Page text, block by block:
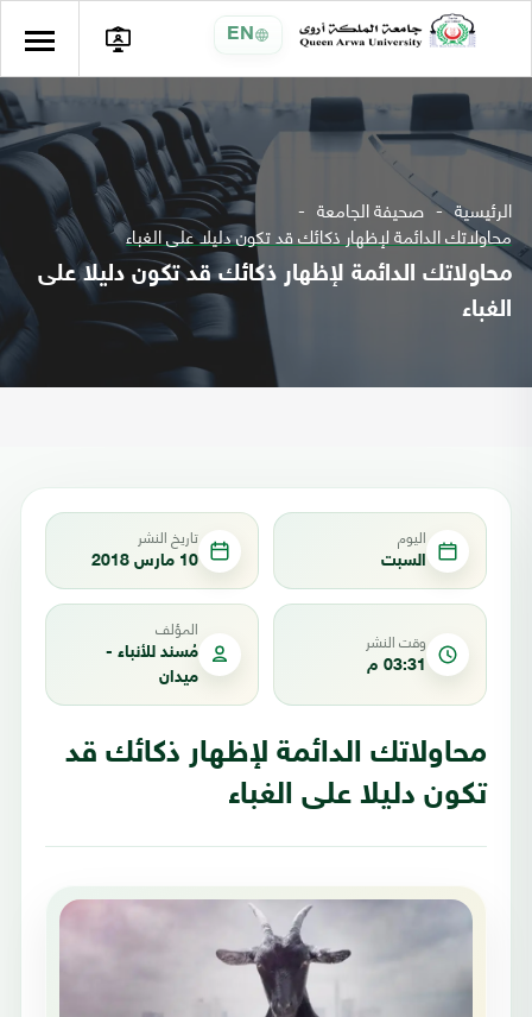
EN
الرئيسية صحيفة الجامعة
محاولاتك الدائمة لإظهار ذكائك قد تكون دليلا على الغباء
محاولاتك الدائمة لإظهار ذكائك قد تكون دليلا على
الغباء
اليوم
السبت
تاريخ النشر
10 مارس 2018
وقت النشر
03:31 م
المؤلف
مُسند للأنباء -
ميدان
محاولاتك الدائمة لإظهار ذكائك قد
تكون دليلا على الغباء